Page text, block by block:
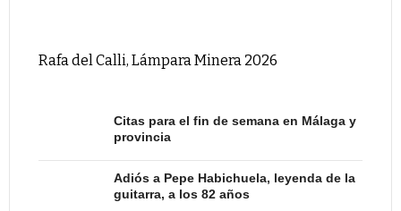
Rafa del Calli, Lámpara Minera 2026
Citas para el fin de semana en Málaga y
provincia
Adiós a Pepe Habichuela, leyenda de la
guitarra, a los 82 años